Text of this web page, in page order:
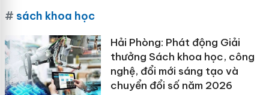
# sách khoa học
Hải Phòng: Phát động Giải
thưởng Sách khoa học, công
nghệ, đổi mới sáng tạo và
chuyển đổi số năm 2026